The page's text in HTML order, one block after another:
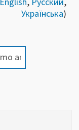
Українська)